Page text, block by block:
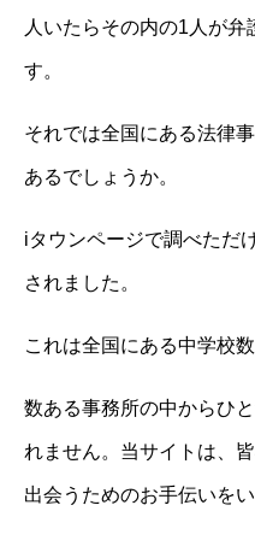
人いたらその内の1人が
す。
それでは全国にある法律
あるでしょうか。
iタウンページで調べただ
されました。
これは全国にある中学校
数ある事務所の中からひ
れません。当サイトは、
出会うためのお手伝いをい